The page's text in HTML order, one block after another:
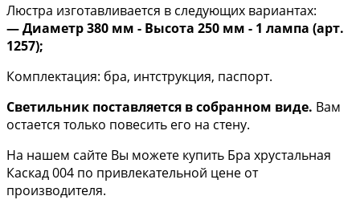
Люстра изготавливается в следующих вариантах:
— Диаметр 380 мм - Высота 250 мм - 1 лампа (арт.
1257);
Комплектация: бра, интструкция, паспорт.
Светильник поставляется в собранном виде. Вам
остается только повесить его на стену.
На нашем сайте Вы можете купить Бра хрустальная
Каскад 004 по привлекательной цене от
производителя.